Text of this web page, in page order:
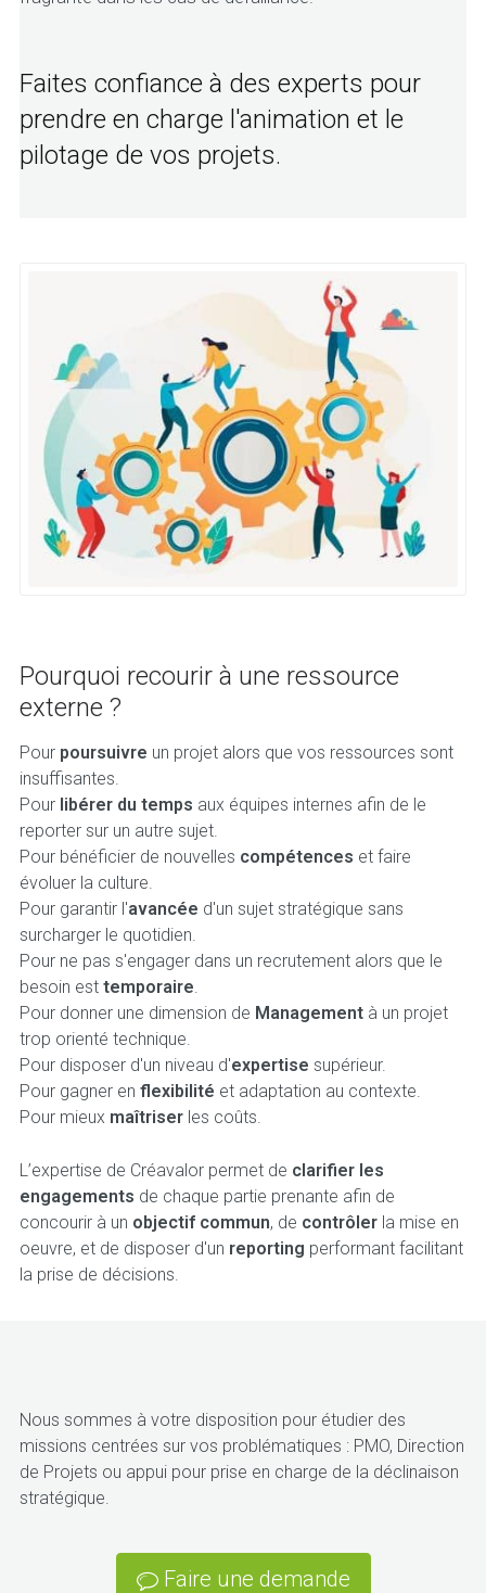
Faites confiance à des experts pour
prendre en charge l'animation et le
pilotage de vos projets.
Pourquoi recourir à une ressource
externe ?
Pour poursuivre un projet alors que vos ressources sont
insuffisantes.
Pourlibérer du temps aux équipes internes afin de le
reporter sur un autre sujet.
Pour bénéficier de nouvelles compétences et faire
évoluer la culture.
Pour garantir l'avancée d'un sujet stratégique sans
surcharger le quotidien.
Pour ne pas s'engager dans un recrutement alors que le
besoin est temporaire.
Pour donner une dimension de Managementà un projet
trop orienté technique.
Pour disposer d'un niveau d'expertise supérieur.
Pour gagner en flexibilité et adaptation au contexte.
Pour mieux maîtriserles coûts.
L’expertise de Créavalor permet de clarifier les
engagements de chaque partie prenante afin de
concourir à un objectif commun, de contrôlerla mise en
oeuvre, et de disposer d'un reporting performant facilitant
la prise de décisions.
Nous sommes à votre disposition pour étudier des
missions centrées sur vos problématiques : PMO, Direction
de Projets ou appui pour prise en charge de la déclinaison
stratégique.
Faire une demande